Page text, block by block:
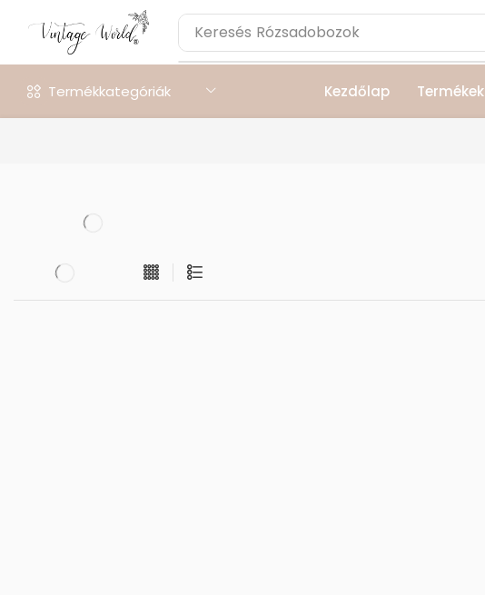
Keresés Rózsadobozok
Termékkategóriák Kezdőlap Termékek